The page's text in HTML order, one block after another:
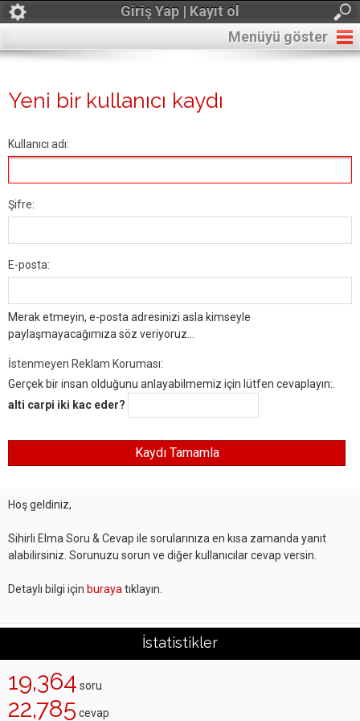
Giriş Yap | Kayıt ol
Menüyü göster
Yeni bir kullanıcı kaydı
Kullanıcı adı:
Şifre:
E-posta:
Merak etmeyin, e-posta adresinizi asla kimseyle
paylaşmayacağımıza söz veriyoruz...
İstenmeyen Reklam Koruması:
Gerçek bir insan olduğunu anlayabilmemiz için lütfen cevaplayın:.
alti carpi iki kac eder?
Hoş geldiniz,
Sihirli Elma Soru & Cevap ile sorularınıza en kısa zamanda yanıt
alabilirsiniz. Sorunuzu sorun ve diğer kullanıcılar cevap versin.
Detaylı bilgi için buraya tıklayın.
İstatistikler
19,364 soru
22,785 cevap